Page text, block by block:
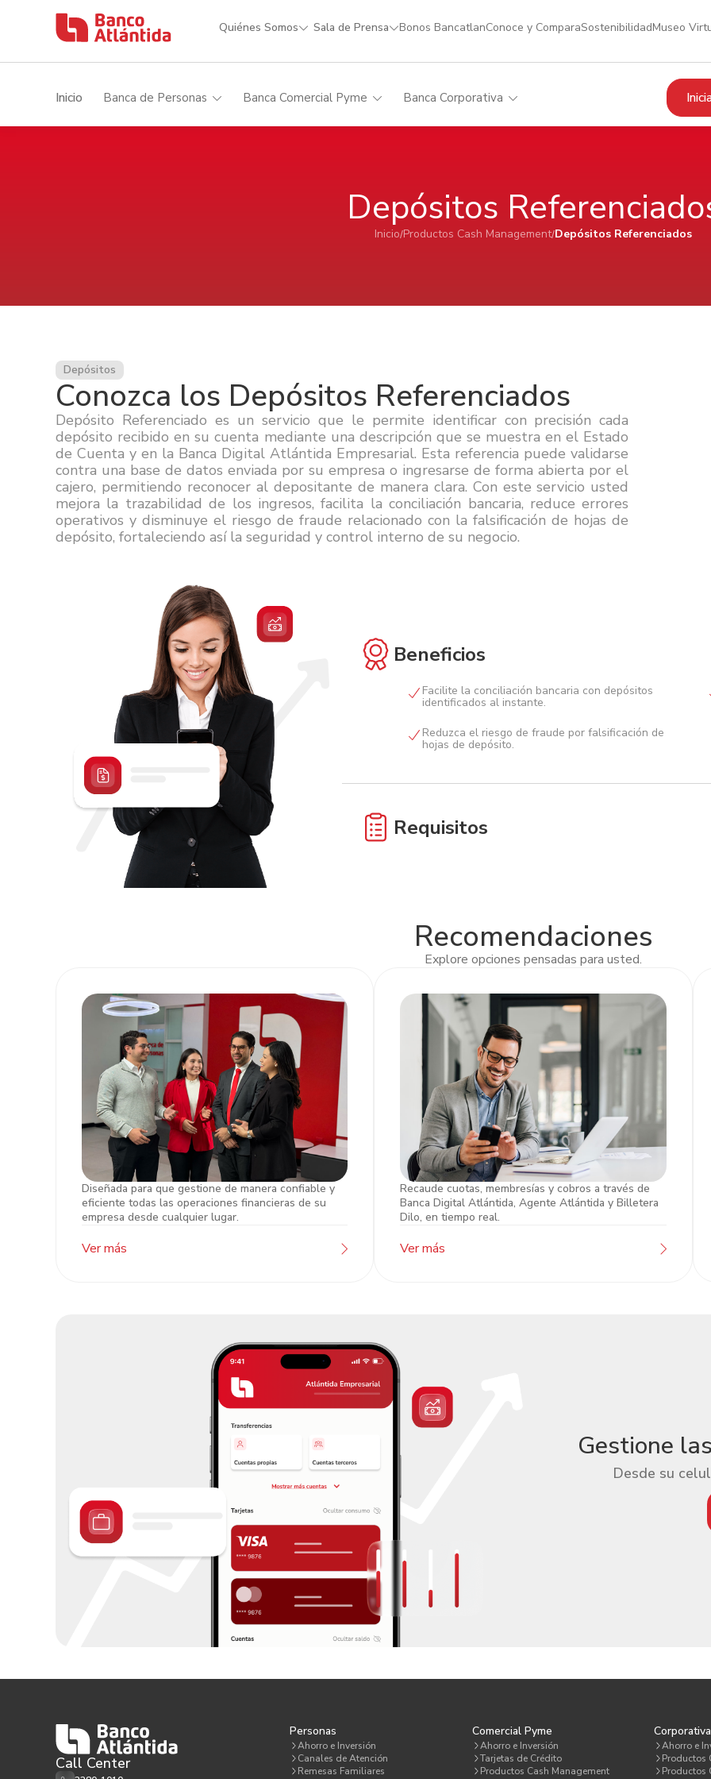
Quiénes Somos Sala de Prensa Bonos BancatlanConoce y ComparaSostenibilidadMuseo
Inicio Banca de Personas Banca Comercial Pyme Banca Corporativa
Depósitos
Inicio Productos Cash Management Depósitos Referenciados
Depósitos
Conozca los Depósitos Referenciados
Depósito Referenciado es un servicio que le permite identificar con precisión cada
depósito recibido en su cuenta mediante una descripción que se muestra en el Estado
de Cuenta y en la Banca Digital Atlántida Empresarial. Esta referencia puede validarse
contra una base de datos enviada por su empresa o ingresarse de forma abierta por el
cajero, permitiendo reconocer al depositante de manera clara. Con este servicio usted
mejora la trazabilidad de los ingresos, facilita la conciliación bancaria, reduce errores
operativos y disminuye el riesgo de fraude relacionado con la falsificación de hojas de
depósito, fortaleciendo así la seguridad y control interno de su negocio.
Beneficios
Facilite la conciliación bancaria con depósitos
identificados al instante.
Reduzca el riesgo de fraude por falsificación de
hojas de depósito.
Requisitos
Recomendaciones
Explore opciones pensadas para usted.
Atención Banca de Empresas
Diseñada para que gestione de manera confiable y
eficiente todas las operaciones financieras de su
empresa desde cualquier lugar.
Ver más
Caja Empresarial
Recaude cuotas, membresías y cobros a través de
Banca Digital Atlántida, Agente Atlántida y Billetera
Dilo, en tiempo real.
Ver más
Gestione
Desde su
Call Center
Personas
Ahorro e Inversión
Canales de Atención
Remesas Familiares
Comercial Pyme
Ahorro e Inversión
Tarjetas de Crédito
Productos Cash Management
Corporativa
Ahorro e
Productos
Productos